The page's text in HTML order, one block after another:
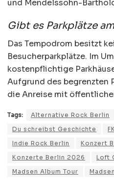
und Mendelssohn-
Gibt es Parkplätze
Das Tempodrom besitzt
Besucherparkplätze. Im
kostenpflichtige
Aufgrund des begrenzten
die Anreise mit
Tags: Alternative Rock Berlin
Du schreibst Geschichte
Indie Rock Berlin
Konzert
Konzerte Berlin 2026
Loft
Madsen Album Tour